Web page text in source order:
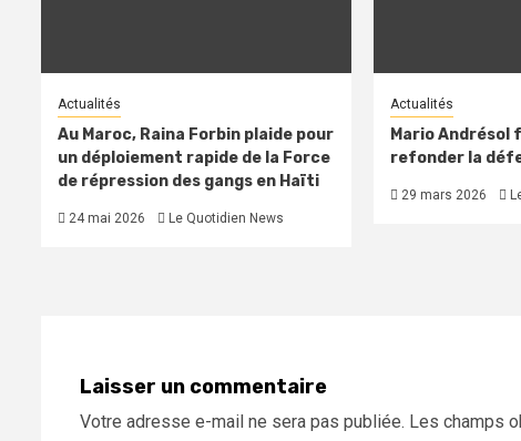
Actualités
Au Maroc, Raina Forbin plaide pour
un déploiement rapide de la Force
de répression des gangs en Haïti
24 mai 2026 Le Quotidien News
Actualités
Mario Andrésol
refonder la
29 mars 2026
Laisser un commentaire
Votre adresse e-mail ne sera pas publiée. Les champs